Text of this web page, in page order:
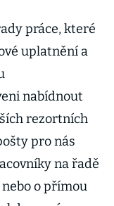
práce, které
uplatnění a
nabídnout
rezortních
pro nás
na řadě
o přímou